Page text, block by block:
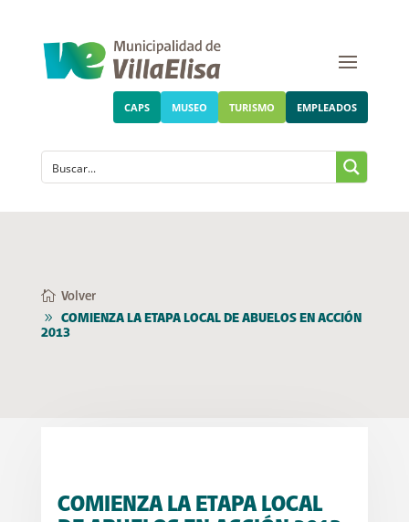
CAPS MUSEO TURISMO EMPLEADOS
Volver
COMIENZA LA ETAPA LOCAL DE ABUELOS EN ACCIÓN
2013
COMIENZA LA ETAPA LOCAL